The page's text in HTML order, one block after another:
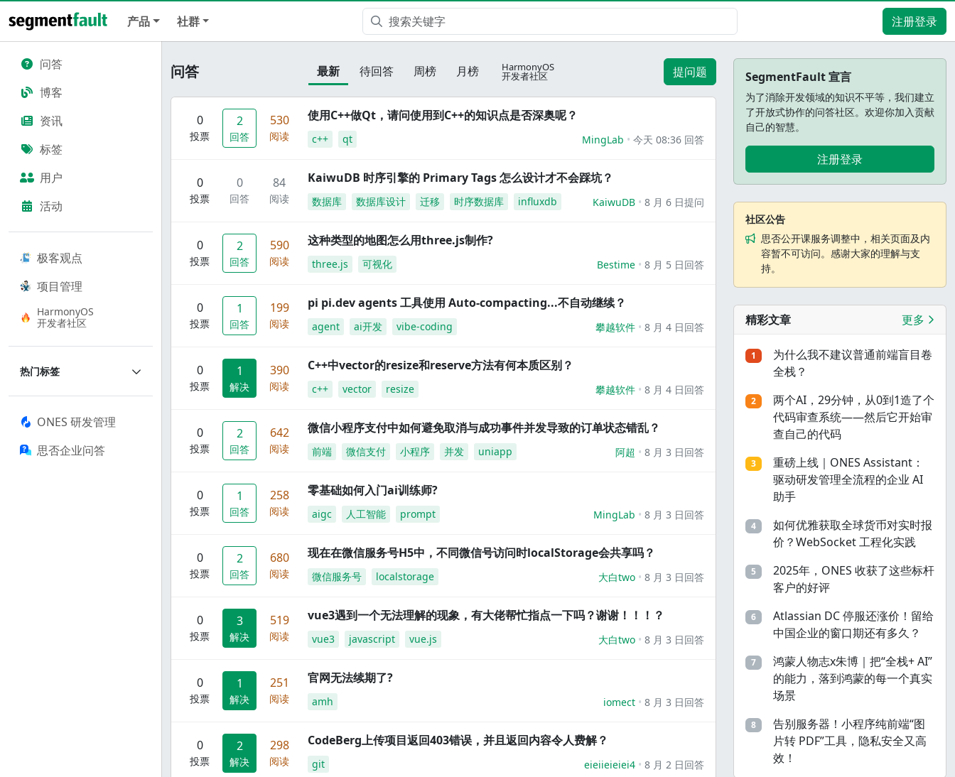
产品 社群 注册登录
问答
博客
资讯
标签
用户
活动
极客观点
项目管理
HarmonyOS
开发者社区
热门标签
ONES 研发管理
思否企业问答
问答 最新 待回答 周榜 月榜 HarmonyOS
开发者社区 提问题
0
投票
2
回答
530
阅读
使用C++做Qt，请问使用到C++的知识点是否深奥呢？
c++ qt MingLab 今天 08:36 回答
0
投票
0
回答
84
阅读
KaiwuDB 时序引擎的 Primary Tags 怎么设计才不会踩坑？
数据库 数据库设计 迁移 时序数据库 influxdb KaiwuDB 8 月 6 日提问
0
投票
2
回答
590
阅读
这种类型的地图怎么用three.js制作?
three.js 可视化 Bestime 8 月 5 日回答
0
投票
1
回答
199
阅读
pi pi.dev agents 工具使用 Auto-compacting...不自动继续？
agent ai开发 vibe-coding 攀越软件 8 月 4 日回答
0
投票
1
解决
390
阅读
C++中vector的resize和reserve方法有何本质区别？
c++ vector resize 攀越软件 8 月 4 日回答
0
投票
2
回答
642
阅读
微信小程序支付中如何避免取消与成功事件并发导致的订单状态错乱？
前端 微信支付 小程序 并发 uniapp 阿超 8 月 3 日回答
0
投票
1
回答
258
阅读
零基础如何入门ai训练师?
aigc 人工智能 prompt MingLab 8 月 3 日回答
0
投票
2
回答
680
阅读
现在在微信服务号H5中，不同微信号访问时localStorage会共享吗？
微信服务号 localstorage 大白two 8 月 3 日回答
0
投票
3
解决
519
阅读
vue3遇到一个无法理解的现象，有大佬帮忙指点一下吗？谢谢！！！？
vue3 javascript vue.js 大白two 8 月 3 日回答
0
投票
1
解决
251
阅读
官网无法续期了?
amh iomect 8 月 3 日回答
0
投票
2
解决
298
阅读
CodeBerg上传项目返回403错误，并且返回内容令人费解？
git eieiieieiei4 8 月 2 日回答
SegmentFault 宣言
为了消除开发领域的知识不平等，我们建立
了开放式协作的问答社区。欢迎你加入贡献
自己的智慧。
注册登录
社区公告
思否公开课服务调整中，相关页面及内
容暂不可访问。感谢大家的理解与支
持。
精彩文章 更多
1
为什么我不建议普通前端盲目卷
全栈？
2
两个AI，29分钟，从0到1造了个
代码审查系统——然后它开始审
查自己的代码
3
重磅上线｜ONES Assistant：
驱动研发管理全流程的企业 AI
助手
4
如何优雅获取全球货币对实时报
价？WebSocket 工程化实践
5
2025年，ONES 收获了这些标杆
客户的好评
6
Atlassian DC 停服还涨价！留给
中国企业的窗口期还有多久？
7
鸿蒙人物志x朱博｜把“全栈+ AI”
的能力，落到鸿蒙的每一个真实
场景
8
告别服务器！小程序纯前端“图
片转 PDF”工具，隐私安全又高
效！